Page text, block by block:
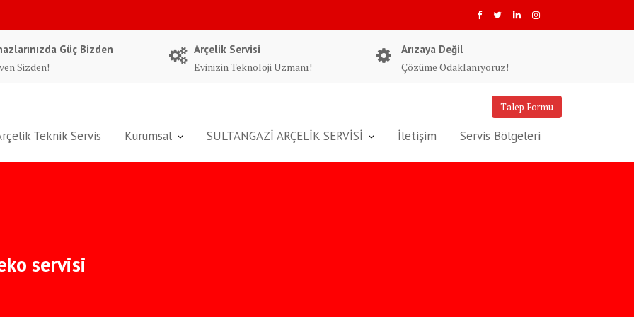
Güç Bizden
Sizden!
Arçelik Servisi
Evinizin Teknoloji Uzmanı!
Arızaya Değil
Çözüme Odaklanıyoruz!
Talep Formu
Teknik Servis Kurumsal SULTANGAZİ ARÇELİK SERVİSİ İletişim Servis Bölgeleri
servisi